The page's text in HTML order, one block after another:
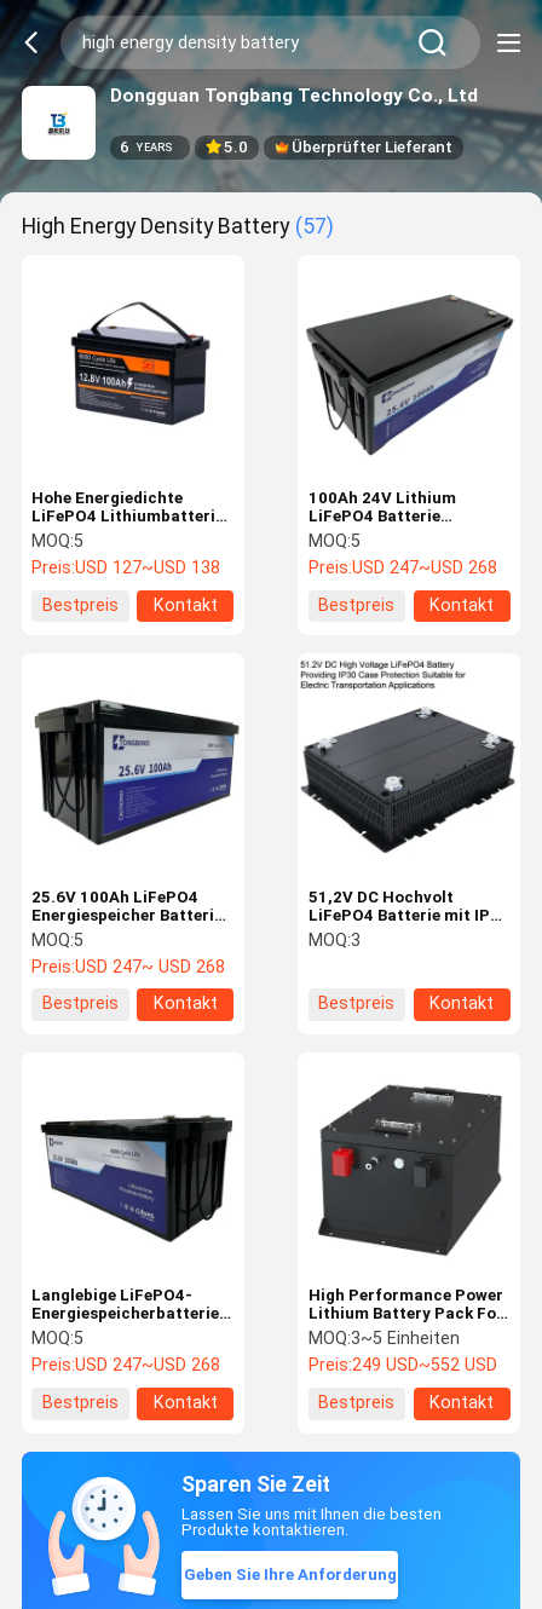
Dongguan Tongbang Technology Co., Ltd
6 YEARS 5.0 Überprüfter Lieferant
High Energy Density Battery (57)
Hohe Energiedichte
LiFePO4 Lithiumbatterie
12,8V 100Ah mit 6000-
facher Zyklus
MOQ:5
Preis:USD 127~USD 138
Bestpreis
Kontakt
100Ah 24V Lithium
LiFePO4 Batterie
Wiederaufladbare
Lithium-Energie-
Speicherbatterie
MOQ:5
Preis:USD 247~USD 268
Bestpreis
Kontakt
25.6V 100Ah LiFePO4
Energiespeicher Batterie
Effiziente lang
anhaltende
Stromversorgung
MOQ:5
Preis:USD 247~ USD 268
Bestpreis
Kontakt
51,2V DC Hochvolt
LiFePO4 Batterie mit IP30
Gehäuseschutz, geeignet
für Anwendungen in der
MOQ:3
Bestpreis Kontakt
Langlebige LiFePO4-
Energiespeicherbatterie
25,6 V 100 Ah
Hochleistungsstromsystem
MOQ:5
Preis:USD 247~USD 268
Bestpreis
Kontakt
High Performance Power
Lithium Battery Pack For
Electric 4-Wheeler
Vehicles
MOQ:3~5 Einheiten
Preis:249 USD~552 USD
Bestpreis
Kontakt
Sparen Sie Zeit
Lassen Sie uns mit Ihnen die besten
Produkte kontaktieren.
Geben Sie Ihre Anforderung